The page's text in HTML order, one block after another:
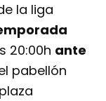
la liga
20:00h ante
pabellón